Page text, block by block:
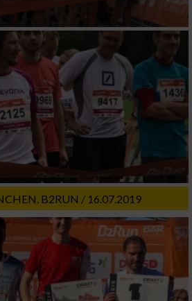
B2RUN / 16.07.2019